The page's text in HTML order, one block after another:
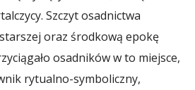
Szczyt osadnictwa
starszej oraz środkową epokę
osadników w to miejsce,
rytualno-symboliczny,